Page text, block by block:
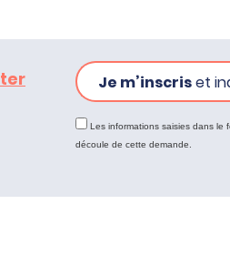
Je m’inscriset
Les informations saisies dans le
découle de cette demande.